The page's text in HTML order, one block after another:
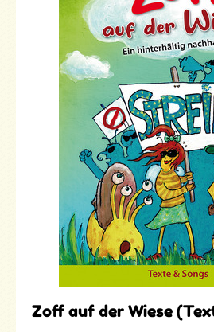
Zoff auf der Wiese